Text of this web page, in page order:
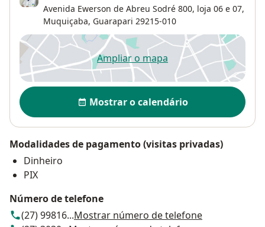
Avenida Ewerson de Abreu Sodré 800, loja 06 e 07,
Muquiçaba, Guarapari 29215-010
Ampliar o mapaabre num novo separador
Disponibilidade
Mostrar o calendário
Modalidades de pagamento (visitas privadas)
Dinheiro
PIX
Número de telefone
(27) 99816...Mostrar número de telefone